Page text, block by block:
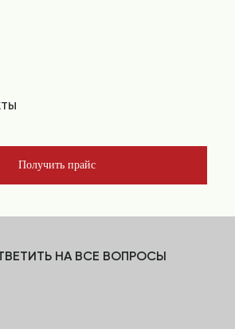
Получить прайс
НА ВСЕ ВОПРОСЫ